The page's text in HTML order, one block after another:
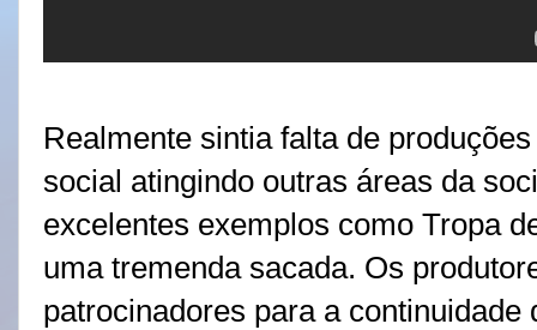
Realmente sintia falta de
social atingindo outras áreas da
excelentes exemplos como Tropa
uma tremenda sacada. Os
patrocinadores para a continuidade